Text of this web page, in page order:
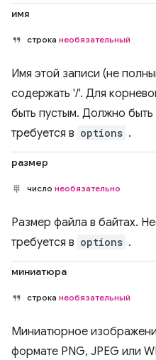
имя
строка необязательный
Имя этой записи (не
содержать '/'. Для
быть пустым. Должно быть
требуется в options .
размер
число необязательно
Размер файла в байтах.
требуется в options .
миниатюра
строка необязательный
Миниатюрное
формате PNG, JPEG или